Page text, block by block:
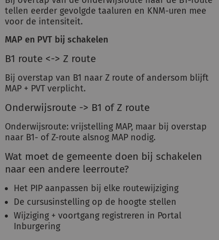
tellen eerder gevolgde taaluren en KNM-uren mee
voor de intensiteit.
MAP en PVT bij schakelen
B1 route <-> Z route
Bij overstap van B1 naar Z route of andersom blijft
MAP + PVT verplicht.
Onderwijsroute -> B1 of Z route
Onderwijsroute: vrijstelling MAP, maar bij overstap
naar B1- of Z-route alsnog MAP nodig.
Wat moet de gemeente doen bij schakelen
naar een andere leerroute?
Het PIP aanpassen bij elke routewijziging
De cursusinstelling op de hoogte stellen
Wijziging + voortgang registreren in Portal
Inburgering